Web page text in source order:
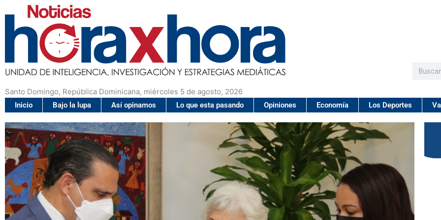
Santo Domingo, República Dominicana, miércoles 5 de agosto, 2026
Buscar
Inicio Bajo la lupa Así opinamos Lo que esta pasando Opiniones Economía Los Deportes